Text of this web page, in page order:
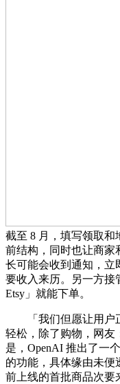
截至 8 月，填写领取和
前结构，同时也让商家
长可能会收到通知，立
要收入来历。另一方接
Etsy」就能下单。
「我们但愿让用户正
轻松，除了购物，网友
是，OpenAI 推出了一
的功能，具体缘由未便
前上线的首批商品次要